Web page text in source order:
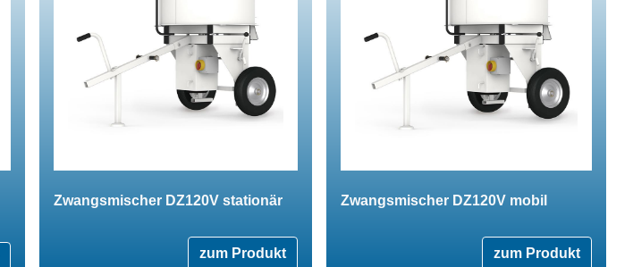
Zwangsmischer DZ120V stationär
zum Produkt
Zwangsmischer DZ120V mobil
zum Produkt